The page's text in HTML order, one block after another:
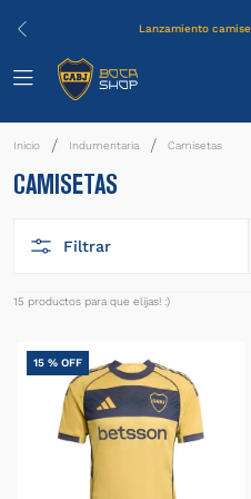
Lanzamiento
Indumentaria Camisetas
CAMISETAS
Filtrar
15 productos
15 % OFF